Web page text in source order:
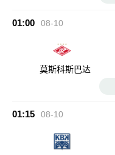
01:00 08-10
莫斯科斯巴达
01:15 08-10